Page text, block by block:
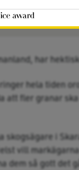
har
hela tiden
att fler granar
i
vill
dem så gott det